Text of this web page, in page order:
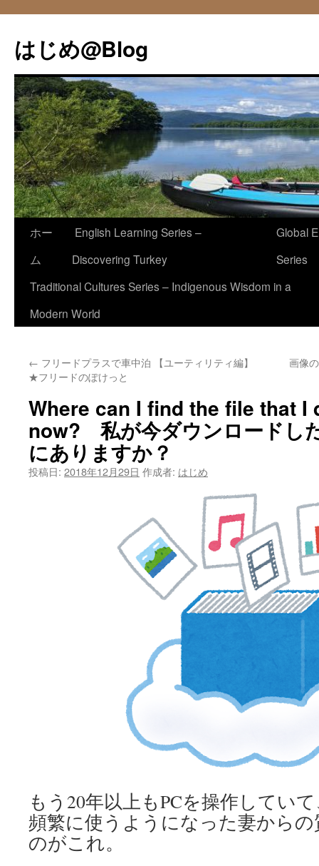
テ
ン
へ
ス
キ
ッ
プ
はじめ@Blog
ホー
ム
English Learning Series –
Discovering Turkey
Global
Series
Traditional Cultures Series – Indigenous Wisdom in a
Modern World
← フリードプラスで車中泊 【ユーティリティ編】
★フリードのぽけっと
画像
Where can I find the file that I
now? 私が今ダウンロードし
にありますか？
投稿日: 2018年12月29日 作成者: はじめ
もう20年以上もPCを操作してい
頻繁に使うようになった妻から
のがこれ。